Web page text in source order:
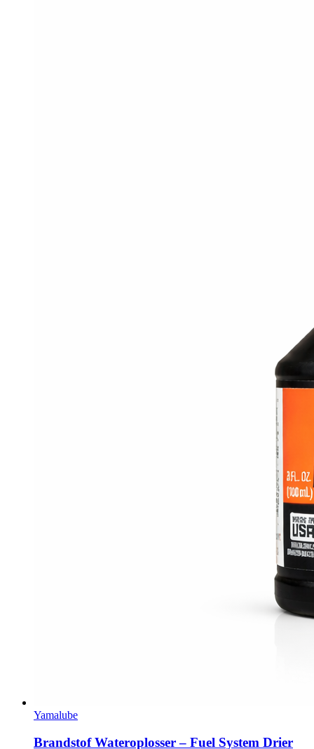
Yamalube
Brandstof Wateroplosser – Fuel System Drier